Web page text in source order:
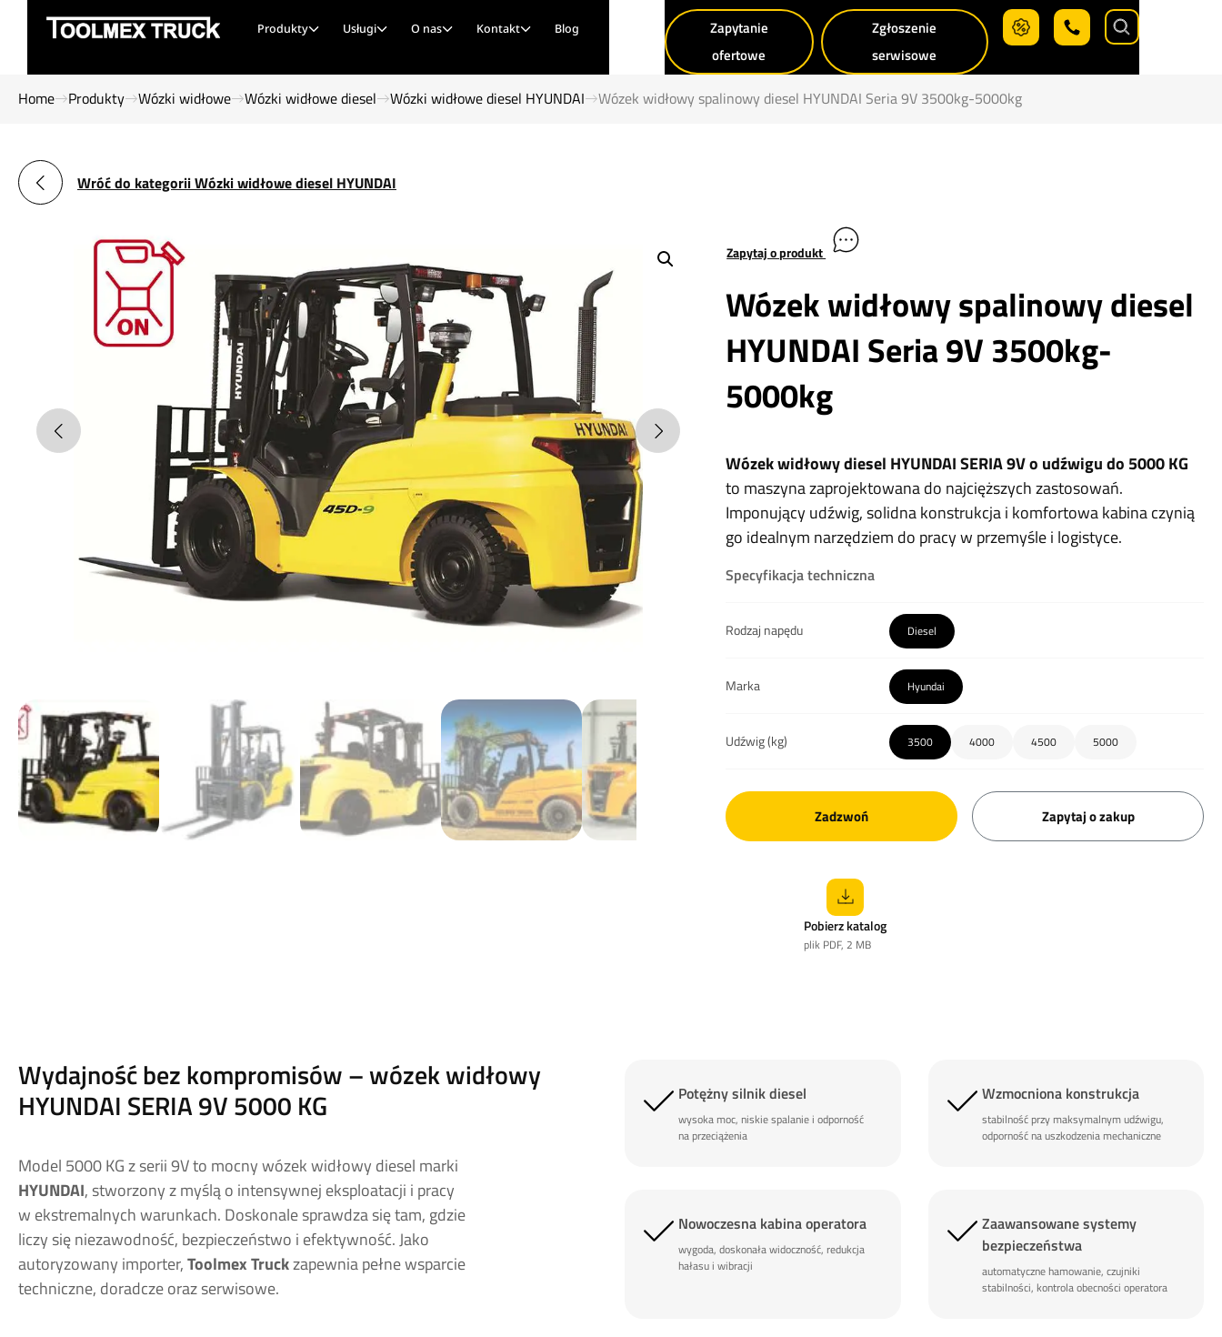
Produkty Usługi O nas Kontakt Blog
Zapytanie
ofertowe
Zgłoszenie
serwisowe
Search
Home Produkty Wózki widłowe Wózki widłowe diesel Wózki widłowe diesel HYUNDAI Wózek widłowy spalinowy diesel HYUNDAI Seria 9V 3500kg-5000kg
Wróć do kategorii Wózki widłowe diesel HYUNDAI
Zapytaj o produkt
Wózek widłowy spalinowy diesel
HYUNDAI Seria 9V 3500kg-
5000kg
Wózek widłowy diesel HYUNDAI SERIA 9V o udźwigu do 5000 KG
to maszyna zaprojektowana do najcięższych zastosowań.
Imponujący udźwig, solidna konstrukcja i komfortowa kabina czynią
go idealnym narzędziem do pracy w przemyśle i logistyce.
Specyfikacja techniczna
Rodzaj napędu Diesel
Marka Hyundai
Udźwig (kg) 3500 4000 4500 5000
Zadzwoń Zapytaj o zakup
Pobierz katalog
plik PDF, 2 MB
Wydajność bez kompromisów – wózek widłowy
HYUNDAI SERIA 9V 5000 KG
Model 5000 KG z serii 9V to mocny wózek widłowy diesel marki
HYUNDAI, stworzony z myślą o intensywnej eksploatacji i pracy
w ekstremalnych warunkach. Doskonale sprawdza się tam, gdzie
liczy się niezawodność, bezpieczeństwo i efektywność. Jako
autoryzowany importer,Toolmex Truckzapewnia pełne wsparcie
techniczne, doradcze oraz serwisowe.
Potężny silnik diesel
wysoka moc, niskie spalanie i odporność
na przeciążenia
Wzmocniona konstrukcja
stabilność przy maksymalnym udźwigu,
odporność na uszkodzenia mechaniczne
Nowoczesna kabina operatora
wygoda, doskonała widoczność, redukcja
hałasu i wibracji
Zaawansowane systemy
bezpieczeństwa
automatyczne hamowanie, czujniki
stabilności, kontrola obecności operatora